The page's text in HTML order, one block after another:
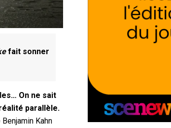
fait sonner
On ne sait
parallèle.
Kahn